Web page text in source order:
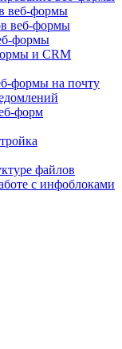
веб-формы
веб-формы
формы
и CRM
формы на почту
форм
файлов
с инфоблоками